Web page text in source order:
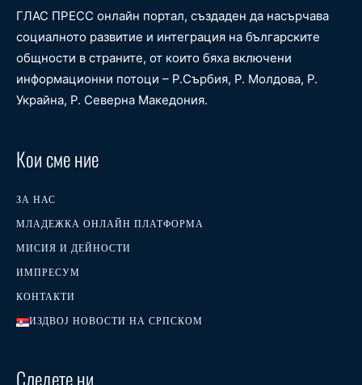
ГЛАС ПРЕСС онлайн портал, създаден да насърчава
социалното развитие и интеграция на българските
общности в страните, от които бяха включени
информационни потоци – Р.Сърбия, Р. Молдова, Р.
Украйна, Р. Северна Македония.
Кои сме ние
ЗА НАС
МЛАДЕЖКА ОНЛАЙН ПЛАТФОРМА
МИСИЯ И ДЕЙНОСТИ
ИМПРЕСУМ
КОНТАКТИ
ИЗДВОЈ НОВОСТИ НА СРПСКОМ
Следете ни